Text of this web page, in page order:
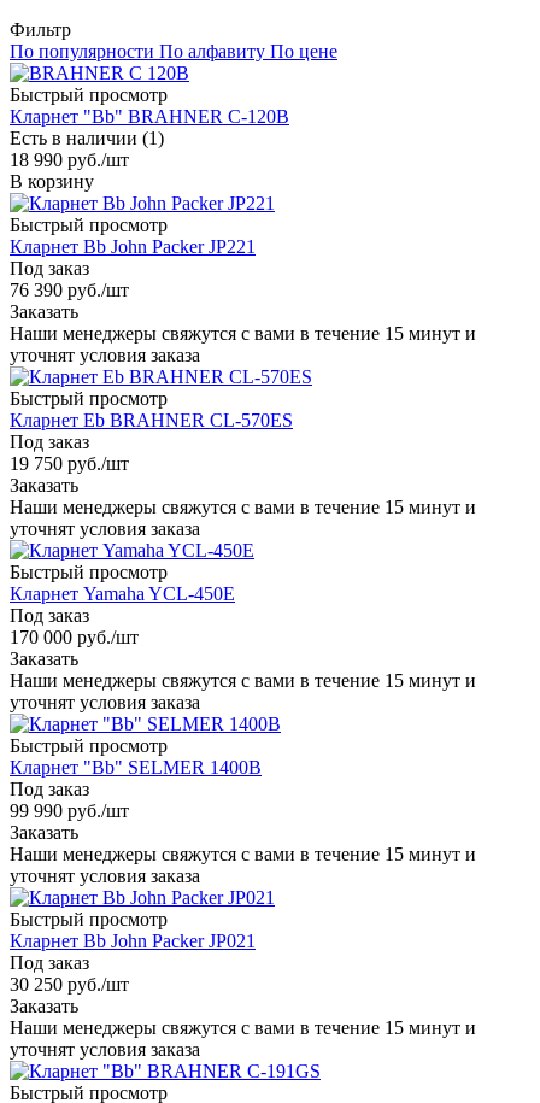
Фильтр
По популярности По алфавиту По цене
Быстрый просмотр
Кларнет "Bb" BRAHNER C-120B
Есть в наличии (1)
18 990 руб./шт
В корзину
Быстрый просмотр
Кларнет Bb John Packer JP221
Под заказ
76 390 руб./шт
Заказать
Наши менеджеры свяжутся с вами в течение 15 минут и
уточнят условия заказа
Быстрый просмотр
Кларнет Eb BRAHNER CL-570ES
Под заказ
19 750 руб./шт
Заказать
Наши менеджеры свяжутся с вами в течение 15 минут и
уточнят условия заказа
Быстрый просмотр
Кларнет Yamaha YCL-450E
Под заказ
170 000 руб./шт
Заказать
Наши менеджеры свяжутся с вами в течение 15 минут и
уточнят условия заказа
Быстрый просмотр
Кларнет "Bb" SELMER 1400B
Под заказ
99 990 руб./шт
Заказать
Наши менеджеры свяжутся с вами в течение 15 минут и
уточнят условия заказа
Быстрый просмотр
Кларнет Bb John Packer JP021
Под заказ
30 250 руб./шт
Заказать
Наши менеджеры свяжутся с вами в течение 15 минут и
уточнят условия заказа
Быстрый просмотр